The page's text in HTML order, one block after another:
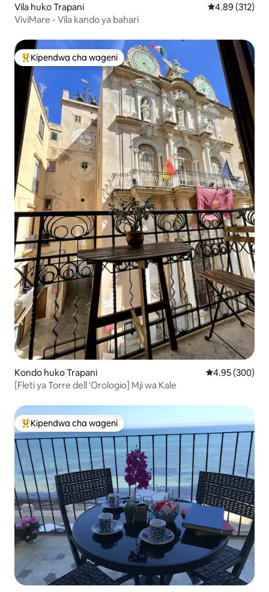
Vila huko Trapani Ukadiriaji wa
4.89 (312)
ViviMare - Vila kando ya bahari
Kipendwa maarufu cha wageni
Kipendwa cha wageni
Kondo huko Trapani Ukadiriaji wa
4.95 (300)
[Fleti ya Torre dell 'Orologio] Mji wa Kale
Kipendwa maarufu cha wageni
Kipendwa cha wageni